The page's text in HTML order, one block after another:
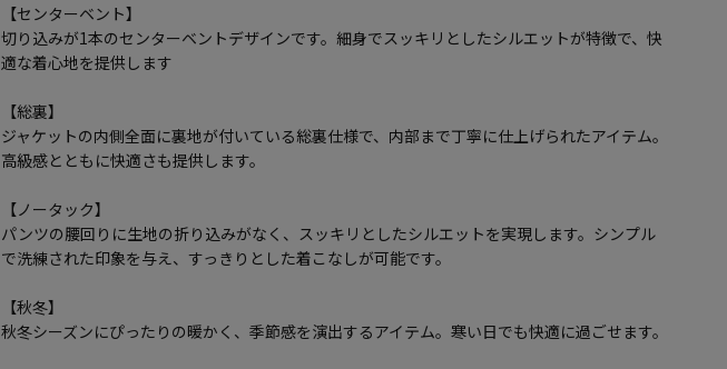
【センターベント】
切り込みが1本のセンターベントデザインです。細身でスッキリとしたシルエットが特徴で、快
適な着心地を提供します
【総裏】
ジャケットの内側全面に裏地が付いている総裏仕様で、内部まで丁寧に仕上げられたアイテム。
高級感とともに快適さも提供します。
【ノータック】
パンツの腰回りに生地の折り込みがなく、スッキリとしたシルエットを実現します。シンプル
で洗練された印象を与え、すっきりとした着こなしが可能です。
【秋冬】
秋冬シーズンにぴったりの暖かく、季節感を演出するアイテム。寒い日でも快適に過ごせます。